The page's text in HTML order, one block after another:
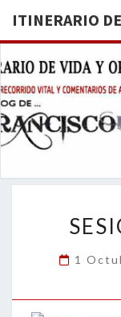
ITINERARIO
1